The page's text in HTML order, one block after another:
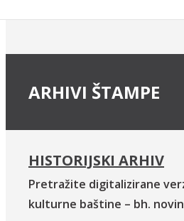
ARHIVI ŠTAMPE
HISTORIJSKI ARHIV
Pretražite digitalizirane
kulturne baštine – bh.